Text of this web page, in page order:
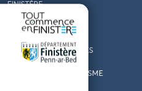
FINISTÈRE
VENIR EN FINISTÈRE
CARTES ET BROCHURES
LES OFFICES DE TOURISME